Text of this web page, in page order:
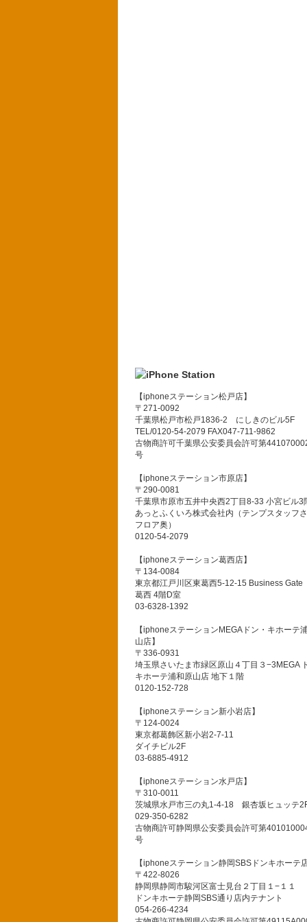
【iphoneステーション松戸店】
〒271-0092
千葉県松戸市松戸1836-2 にしきのビル5F
TEL/0120-54-2079 FAX047-711-9862
古物商許可千葉県公安委員会許可第
号
【iphoneステーション市原店】
〒290-0081
千葉県市原市五井中央西2丁目8-33 小宮ビル3
あっとふくいろ株式会社内（テンプスタッフ
フロア奥）
0120-54-2079
【iphoneステーション葛西店】
〒134-0084
東京都江戸川区東葛西5-12-15 Business Gate
葛西 4階D室
03-6328-1392
【iphoneステーションMEGAドン・キホーテ
山店】
〒336-0931
埼玉県さいたま市緑区原山４丁目３−3MEGA
キホーテ浦和原山店 地下１階
0120-152-728
【iphoneステーション新小岩店】
〒124-0024
東京都葛飾区新小岩2-7-11
ダイチビル2F
03-6885-4912
【iphoneステーション水戸店】
〒310-0011
茨城県水戸市三の丸1-4-18 銀杏坂ヒュッテ
029-350-6282
古物商許可静岡県公安委員会許可第
号
【iphoneステーション静岡SBSドンキホーテ店
〒422-8026
静岡県静岡市駿河区富士見台２丁目１−１１
ドンキホーテ静岡SBS通り店内テナント
054-266-4234